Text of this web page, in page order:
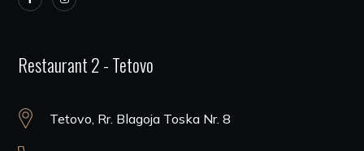
Restaurant 2 - Tetovo
Tetovo, Rr. Blagoja Toska Nr. 8